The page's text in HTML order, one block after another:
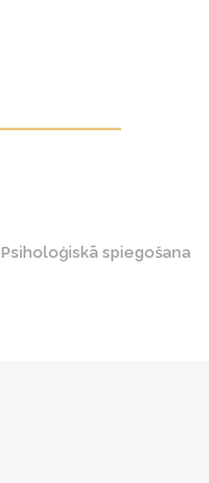
Psiholoģiskā spiegošana